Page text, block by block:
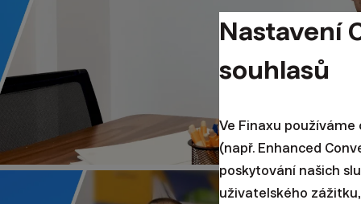
Nastavení
souhlasů
Ve Finaxu
(např. Enhanced
poskytování našich
uživatelského